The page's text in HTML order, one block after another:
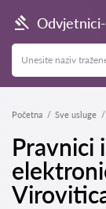
Početna Sve usluge
Pravnici